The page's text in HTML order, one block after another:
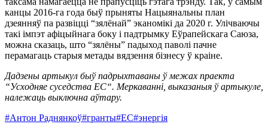
канцы 2016-га года быў прыняты Нацыянальны план
дзеянняў па развіцці “зялёнай” эканомікі да 2020 г. Улічваючы
такі імпэт афіцыйнага боку і падтрымку Еўрапейскага Саюза,
можна сказаць, што “зялёны” падыход паволі пачне
перамагаць старыя метады вядзення бізнесу ў краіне.
Дадзены артыкул быў падрыхтаваны ў межах праекта
“Усходняе суседства ЕС“. Меркаванні, выказаныя ў артыкуле,
належаць выключна аўтару.
#Антон Раднянкоў#гранты#ЕС#энергія